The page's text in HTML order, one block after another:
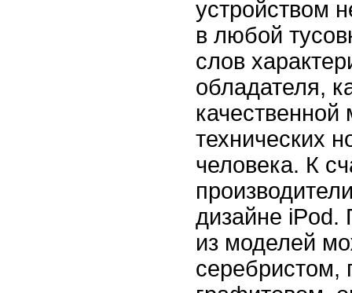
устройством
в любой
слов
обладателя,
качественной
технических
человека. К
дизайне
из моделей
серебристом,